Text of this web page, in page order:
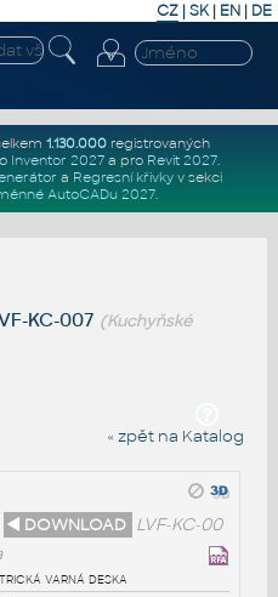
CZ | SK| EN | DE
1.130.000registrovaných
Inventor 2027a pro Revit 2027.
a Regresní křivkyv sekci
AutoCADu 2027.
KC-007 (Kuchyňské
« zpět na Katalog
◄ DOWNLOAD LVF-KC-00
varná deska